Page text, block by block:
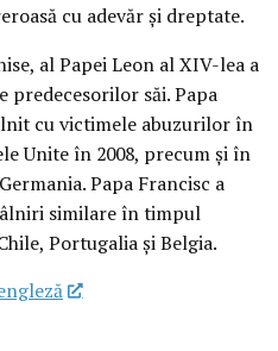
cu adevăr și dreptate.
al Papei Leon al XIV-lea a
predecesorilor săi. Papa
cu victimele abuzurilor în
Unite în 2008, precum și în
Papa Francisc a
similare în timpul
Portugalia și Belgia.